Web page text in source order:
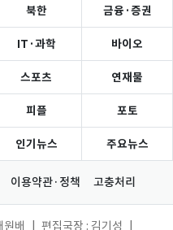
북한 금융·증권
IT·과학 바이오
스포츠 연재물
피플 포토
인기뉴스 주요뉴스
이용약관·정책 고충처리
원배 편집국장 : 김기성